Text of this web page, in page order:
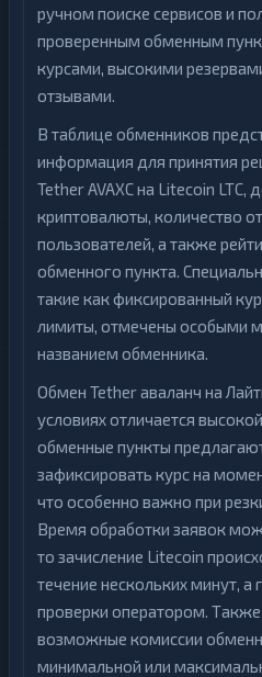
ручном поиске сервисов и
проверенным обменным
курсами, высокими
отзывами.
В таблице обменников
информация для принятия
Tether AVAXC на Litecoin LTC,
криптовалюты, количество
пользователей, а также
обменного пункта.
такие как фиксированный
лимиты, отмечены особыми
названием обменника.
Обмен Tether аваланч на
условиях отличается
обменные пункты
зафиксировать курс на
что особенно важно при
Время обработки заявок
то зачисление Litecoin
течение нескольких минут,
проверки оператором. Также
возможные комиссии
минимальной или